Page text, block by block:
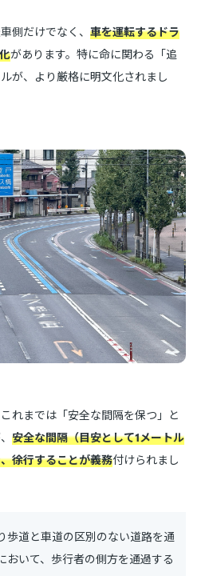
側だけでなく、 車を運転するドラ
があります。特に命に関わる「追
が、より厳格に明文化されまし
れまでは「安全な間隔を保つ」と
安全な間隔（目安として1メートル
徐行することが義務付けられまし
歩道と車道の区別のない道路を通
おいて、歩行者の側方を通過する